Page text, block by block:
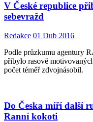
V České republice
sebevražd
Redakce 01 Dub 2016
Podle průzkumu agentury
přibylo rasově
počet téměř zdvojnásobil.
Do Česka míří další
Ranní kokoti